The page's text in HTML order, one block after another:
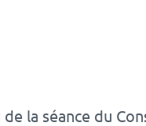
la séance du